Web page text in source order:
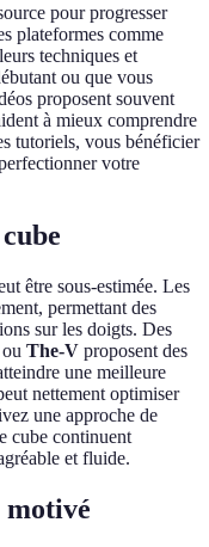
pour progresser
plateformes comme
techniques et
ou que vous
proposent souvent
à mieux comprendre
tutoriels, vous bénéficier
votre
être sous-estimée. Les
permettant des
sur les doigts. Des
ou The-V proposent des
une meilleure
nettement optimiser
une approche de
cube continuent
et fluide.
motivé